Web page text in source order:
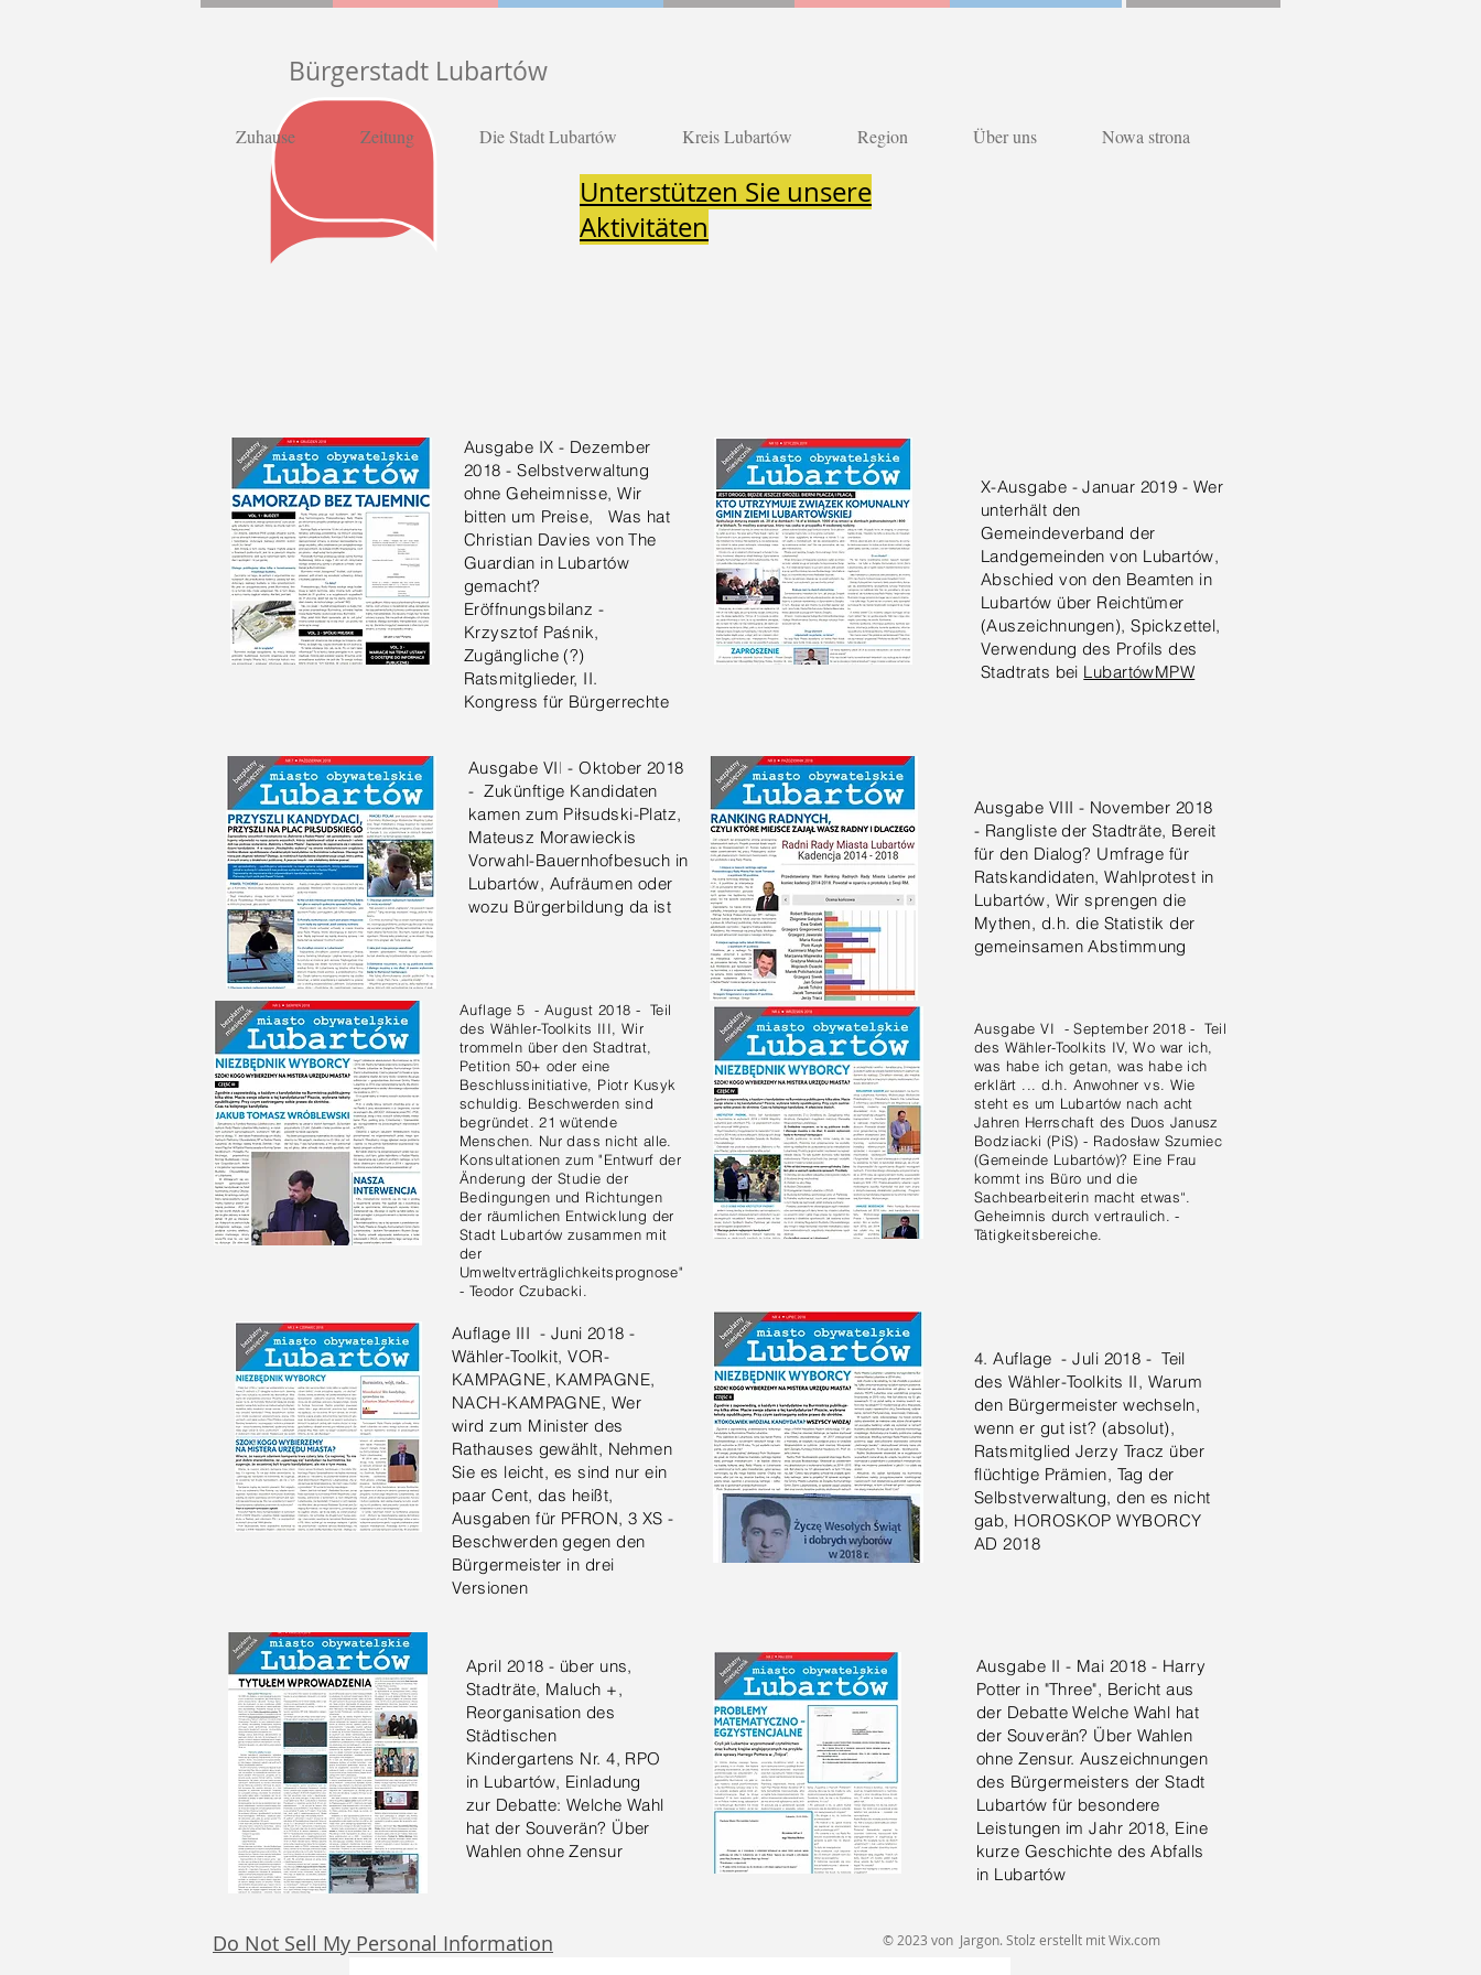
Bürgerstadt Lubartów
Zuhause Zeitung Die Stadt Lubartów Kreis Lubartów Region Über uns Nowa strona
Unterstützen Sie unsere
Aktivitäten
Ausgabe IX - Dezember
2018 - Selbstverwaltung
ohne Geheimnisse, Wir
bitten um Preise, Was hat
Christian Davies von The
Guardian in Lubartów
gemacht?
Eröffnungsbilanz -
Krzysztof Paśnik,
Zugängliche (?)
Ratsmitglieder, II.
Kongress für Bürgerrechte
X-Ausgabe - Januar 2019 - Wer
unterhält den
Gemeindeverband der
Landgemeinden von Lubartów,
Abschied von den Beamten in
Lubartów über Reichtümer
(Auszeichnungen), Spickzettel,
Verwendung des Profils des
Stadtrats bei LubartówMPW
Ausgabe VII - Oktober 2018
- Zukünftige Kandidaten
kamen zum Piłsudski-Platz,
Mateusz Morawieckis
Vorwahl-Bauernhofbesuch in
Lubartów, Aufräumen oder
wozu Bürgerbildung da ist
Auflage 5 - August 2018 - Teil
des Wähler-Toolkits III, Wir
trommeln über den Stadtrat,
Petition 50+ oder eine
Beschlussinitiative, Piotr Kusyk
schuldig. Beschwerden sind
begründet. 21 wütende
Menschen. Nur dass nicht alle.
Konsultationen zum "Entwurf der
Änderung der Studie der
Bedingungen und Richtungen
der räumlichen Entwicklung der
Stadt Lubartów zusammen mit
der
Umweltverträglichkeitsprognose"
- Teodor Czubacki.
Ausgabe VIII - November 2018
- Rangliste der Stadträte, Bereit
für den Dialog? Umfrage für
Ratskandidaten, Wahlprotest in
Lubartów, Wir sprengen die
Mythen, d.h. die Statistik der
gemeinsamen Abstimmung
Ausgabe VI - September 2018 - Teil
des Wähler-Toolkits IV, Wo war ich,
was habe ich getan, was habe ich
erklärt ... d.h. Anwohner vs. Wie
steht es um Lubartów nach acht
Jahren Herrschaft des Duos Janusz
Bodziacki (PiS) - Radosław Szumiec
(Gemeinde Lubartów)? Eine Frau
kommt ins Büro und die
Sachbearbeiterin macht etwas“.
Geheimnis durch vertraulich. -
Tätigkeitsbereiche.
Auflage III - Juni 2018 -
Wähler-Toolkit, VOR-
KAMPAGNE, KAMPAGNE,
NACH-KAMPAGNE, Wer
wird zum Minister des
Rathauses gewählt, Nehmen
Sie es leicht, es sind nur ein
paar Cent, das heißt,
Ausgaben für PFRON, 3 XS -
Beschwerden gegen den
Bürgermeister in drei
Versionen
4. Auflage - Juli 2018 - Teil
des Wähler-Toolkits II, Warum
den Bürgermeister wechseln,
wenn er gut ist? (absolut),
Ratsmitglied Jerzy Tracz über
flüchtige Prämien, Tag der
Selbstverwaltung, den es nicht
gab, HOROSKOP WYBORCY
AD 2018
April 2018 - über uns,
Stadträte, Maluch +,
Reorganisation des
Städtischen
Kindergartens Nr. 4, RPO
in Lubartów, Einladung
zur Debatte: Welche Wahl
hat der Souverän? Über
Wahlen ohne Zensur
Ausgabe II - Mai 2018 - Harry
Potter in "Three", Bericht aus
der Debatte Welche Wahl hat
der Souverän? Über Wahlen
ohne Zensur. Auszeichnungen
des Bürgermeisters der Stadt
Lubartów für besondere
Leistungen im Jahr 2018, Eine
kurze Geschichte des Abfalls
in Lubartów
Do Not Sell My Personal Information © 2023 von Jargon. Stolz erstellt mitWix.com